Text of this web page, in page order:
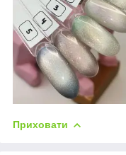
Приховати